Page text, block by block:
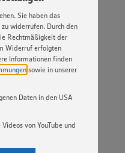
mehr alle
Sie haben das
widerrufen. Durch den
Rechtmäßigkeit der
Widerruf erfolgten
Informationen finden
sowie in unserer
Daten in den USA
von YouTube und
Vimeo zu ändern,